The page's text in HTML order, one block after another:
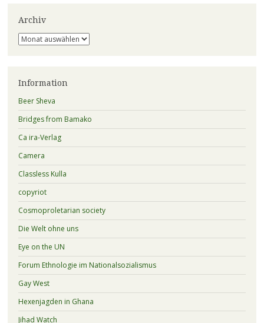
Archiv
Archiv
Information
Beer Sheva
Bridges from Bamako
Ca ira-Verlag
Camera
Classless Kulla
copyriot
Cosmoproletarian society
Die Welt ohne uns
Eye on the UN
Forum Ethnologie im Nationalsozialismus
Gay West
Hexenjagden in Ghana
Jihad Watch